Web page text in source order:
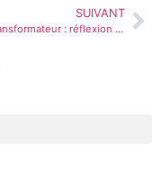
SUIVANT
L’Esprit transformateur : réflexion personnelle